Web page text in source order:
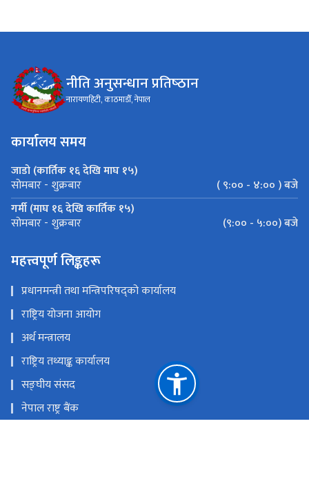
नीति अनुसन्धान प्रतिष्‍ठान
नारायणहिटी, काठमाडौँ, नेपाल
कार्यालय समय
जाडो (कार्तिक १६ देखि माघ १५)
सोमबार - शुक्रबार
( ९:०० - ४:०० ) बजे
गर्मी (माघ १६ देखि कार्तिक १५)
सोमबार - शुक्रबार (९:०० - ५:००) बजे
महत्त्वपूर्ण लिङ्कहरू
प्रधानमन्त्री तथा मन्त्रिपरिषद्को कार्यालय
राष्ट्रिय योजना आयोग
अर्थ मन्त्रालय
राष्ट्रिय तथ्याङ्क कार्यालय
सङ्घीय संसद
नेपाल राष्ट्र बैंक